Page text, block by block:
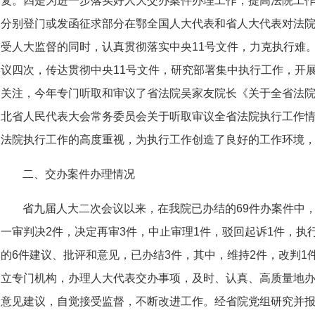
分别登门或发函征求部分在鄂全国人大代表和省人大代表对法
受人大监督的同时，认真贯彻落实中央11号文件，力克执行难
议四次，传达贯彻中央11号文件，研究部署集中执行工作，开
关注，今年专门听取和审议了省法院吴家友院长《关于全省法
北省人民代表大会常务委员会关于听取审议全省法院执行工作
法院执行工作的高度重视，为执行工作创造了良好的工作环境
二、交办案件办理情况
省九届人大二次会议以来，在我院已办结的69件办案件中
一审判决2件，决定再审3件，中止审理1件，驳回起诉1件，执
的6件建议、批评和意见，已办结3件，其中，维持2件，改判1
立专门机构，办理人大代表交办事项，及时、认真、高质量地
意见建议，自觉接受监督，不断改进工作。经省院党组研究并